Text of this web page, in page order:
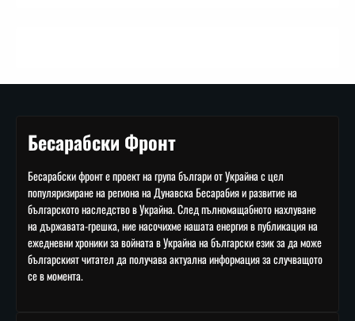
Бесарабски Фронт
Бесарабски фронт е проект на група българи от Украйна с цел
популяризиране на региона на Дунавска Бесарабия и развитие на
българското наследство в Украйна. След пълномащабното нахлуване
на държавата-грешка, ние насочихме нашата енергия в публикация на
ежедневни хроники за войната в Украйна на български език за да може
българският читател да получава актуална информация за случващото
се в момента.